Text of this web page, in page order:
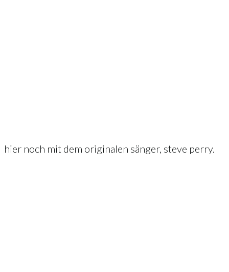
hier noch mit dem originalen sänger, steve perry.